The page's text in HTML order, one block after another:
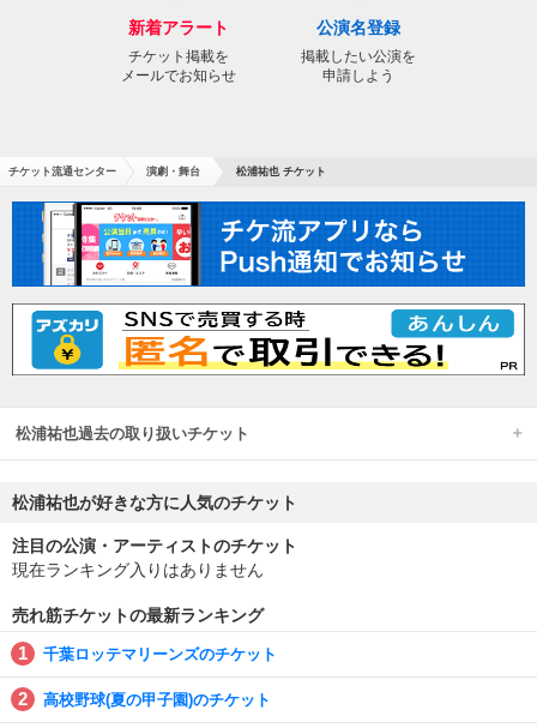
新着アラート
チケット掲載を
メールでお知らせ
公演名登録
掲載したい公演を
申請しよう
チケット流通センター 演劇・舞台 松浦祐也 チケット
松浦祐也過去の取り扱いチケット
松浦祐也が好きな方に人気のチケット
注目の公演・アーティストのチケット
現在ランキング入りはありません
売れ筋チケットの最新ランキング
千葉ロッテマリーンズのチケット
高校野球(夏の甲子園)のチケット